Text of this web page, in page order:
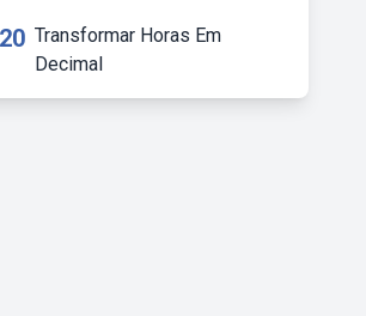
Transformar Horas Em
Decimal